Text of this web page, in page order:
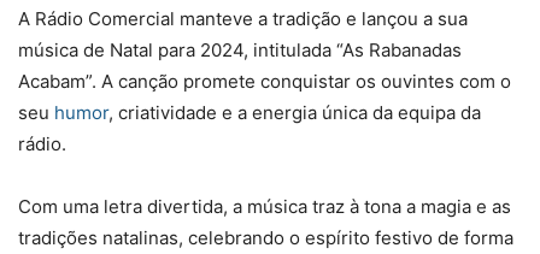
A Rádio Comercial manteve a tradição e lançou a sua
música de Natal para 2024, intitulada “As Rabanadas
Acabam”. A canção promete conquistar os ouvintes com o
seu humor, criatividade e a energia única da equipa da
rádio.
Com uma letra divertida, a música traz à tona a magia e as
tradições natalinas, celebrando o espírito festivo de forma